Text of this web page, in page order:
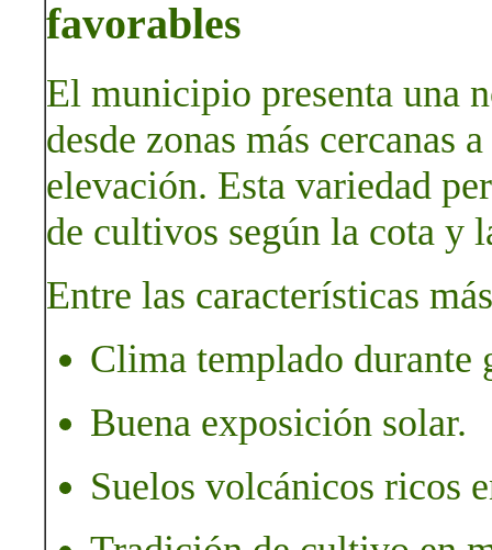
favorables
El municipio presenta una
desde zonas más cercanas
elevación. Esta variedad
de cultivos según la cota y
Entre las características
Clima templado durante
Buena exposición solar.
Suelos volcánicos ricos